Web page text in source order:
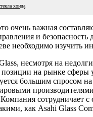
хонда
очень важная
и
необходимо изучить
несмотря на
позиции на рынке сферы
большим спросом
производителями
сотрудничает
как Asahi Glass